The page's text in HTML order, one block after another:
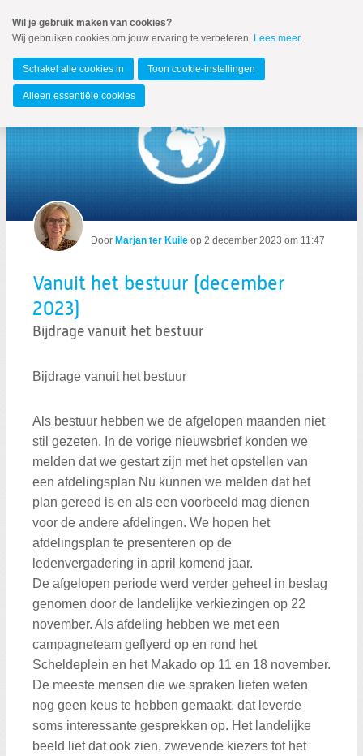
naar
Spring
de
inhoud
Spring
naar
Alblasserdam
MENU
Zoeken:
Zoeken
Door Marjan ter Kuile op 2 december 2023 om 11:47
Vanuit het bestuur (december
2023)
Bijdrage vanuit het bestuur
Bijdrage vanuit het bestuur
Als bestuur hebben we de afgelopen maanden niet
stil gezeten. In de vorige nieuwsbrief konden we
melden dat we gestart zijn met het opstellen van
een afdelingsplan Nu kunnen we melden dat het
plan gereed is en als een voorbeeld mag dienen
voor de andere afdelingen. We hopen het
afdelingsplan te presenteren op de
ledenvergadering in april komend jaar.
De afgelopen periode werd verder geheel in beslag
genomen door de landelijke verkiezingen op 22
november. Als afdeling hebben we met een
campagneteam geflyerd op en rond het
Scheldeplein en het Makado op 11 en 18 november.
De meeste mensen die we spraken lieten weten
nog geen keus te hebben gemaakt, dat leverde
soms interessante gesprekken op. Het landelijke
beeld liet dat ook zien, zwevende kiezers tot het
Wil je gebruik maken van cookies?
Wij gebruiken cookies om jouw ervaring te verbeteren. Lees meer.
Schakel alle cookies in Toon cookie-instellingen
Alleen essentiële cookies